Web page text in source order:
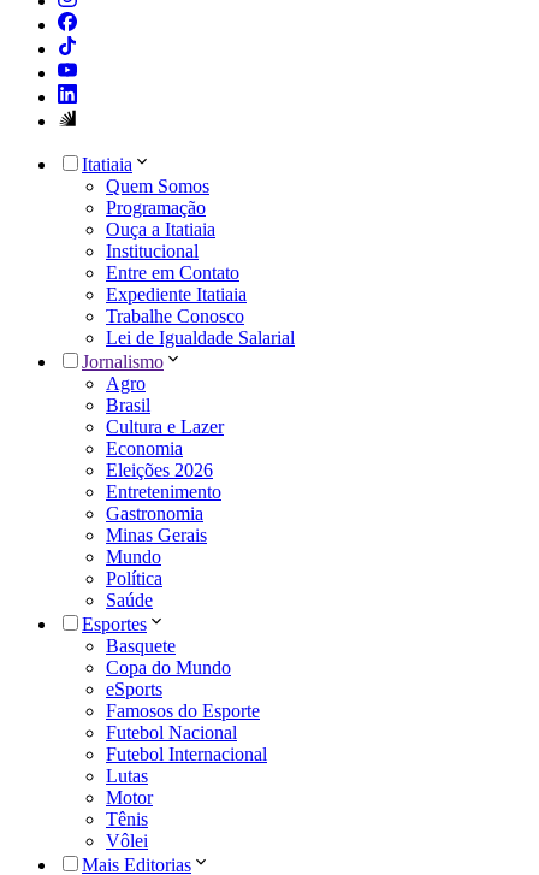
Itatiaia
Quem Somos
Programação
Ouça a Itatiaia
Institucional
Entre em Contato
Expediente Itatiaia
Trabalhe Conosco
Lei de Igualdade Salarial
Jornalismo
Agro
Brasil
Cultura e Lazer
Economia
Eleições 2026
Entretenimento
Gastronomia
Minas Gerais
Mundo
Política
Saúde
Esportes
Basquete
Copa do Mundo
eSports
Famosos do Esporte
Futebol Nacional
Futebol Internacional
Lutas
Motor
Tênis
Vôlei
Mais Editorias